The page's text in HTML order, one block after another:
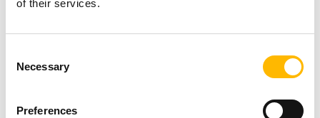
of their services.
Selection
Necessary
Preferences
摄影机和传感器调整：
在智能监控系统中，摄影机和传感器经常需要根
准且灵活的移动，使设备能自动调整视角，以全